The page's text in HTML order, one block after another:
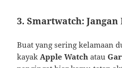
3. Smartwatch:
Buat yang sering kelamaan
kayak Apple Watch atau